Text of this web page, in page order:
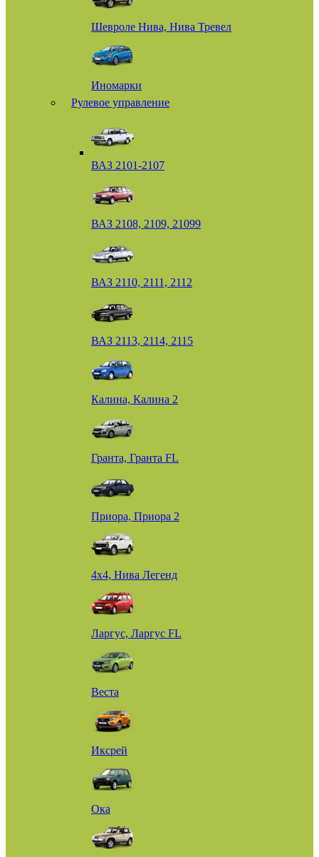
Шевроле Нива, Нива Тревел
Иномарки
Рулевое управление
ВАЗ 2101-2107
ВАЗ 2108, 2109, 21099
ВАЗ 2110, 2111, 2112
ВАЗ 2113, 2114, 2115
Калина, Калина 2
Гранта, Гранта FL
Приора, Приора 2
4х4, Нива Легенд
Ларгус, Ларгус FL
Веста
Иксрей
Ока